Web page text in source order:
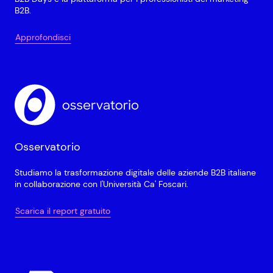
B2B.
Approfondisci
Osservatorio
Studiamo la trasformazione digitale delle aziende B2B italiane
in collaborazione con l'Università Ca' Foscari.
Scarica il report gratuito